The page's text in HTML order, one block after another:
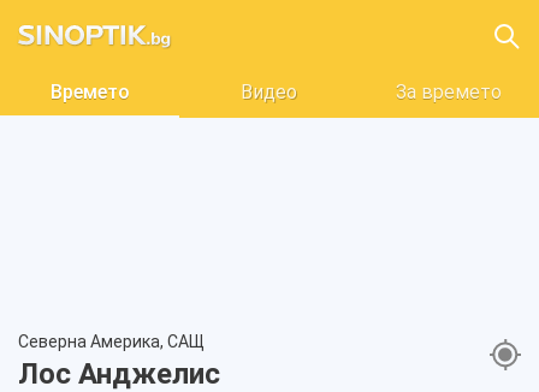
Времето Видео За времето
Северна Америка, САЩ
Лос Анджелис